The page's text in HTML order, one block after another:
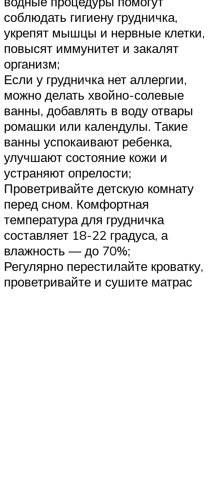
соблюдать гигиену грудничка,
укрепят мышцы и нервные клетки,
повысят иммунитет и закалят
организм;
Если у грудничка нет аллергии,
можно делать хвойно-солевые
ванны, добавлять в воду отвары
ромашки или календулы. Такие
ванны успокаивают ребенка,
улучшают состояние кожи и
устраняют опрелости;
Проветривайте детскую комнату
перед сном. Комфортная
температура для грудничка
составляет 18-22 градуса, а
влажность — до 70%;
Регулярно перестилайте кроватку,
проветривайте и сушите матрас